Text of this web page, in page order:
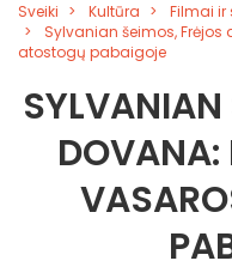
Sveiki Kultūra
Filmai ir
Sylvanian šeimos,
atostogų pabaigoje
SYLVANIAN
DOVANA: